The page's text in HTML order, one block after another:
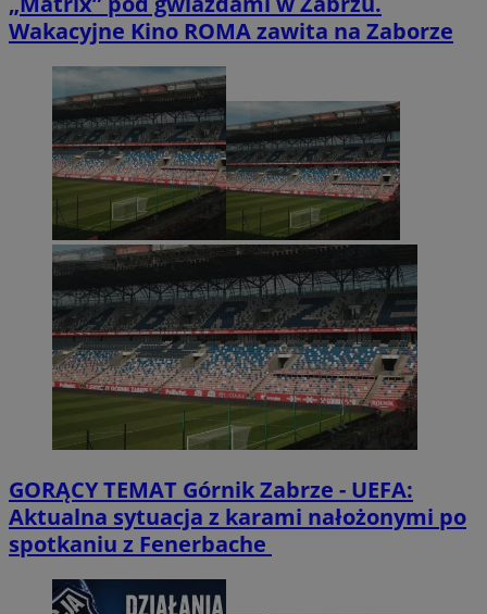
Wakacyjne Kino ROMA zawita na Zaborze
GORĄCY TEMAT Górnik Zabrze - UEFA:
Aktualna sytuacja z karami nałożonymi po
spotkaniu z Fenerbache